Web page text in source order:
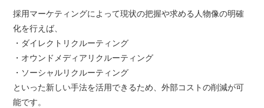
採用マーケティングによって現状の把握や求める人物像の明確
化を行えば、
・ダイレクトリクルーティング
・オウンドメディアリクルーティング
・ソーシャルリクルーティング
といった新しい手法を活用できるため、外部コストの削減が可
能です。